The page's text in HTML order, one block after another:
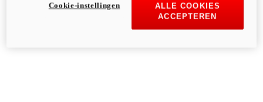
ALLE COOKIES
ACCEPTEREN
Cookie-instellingen